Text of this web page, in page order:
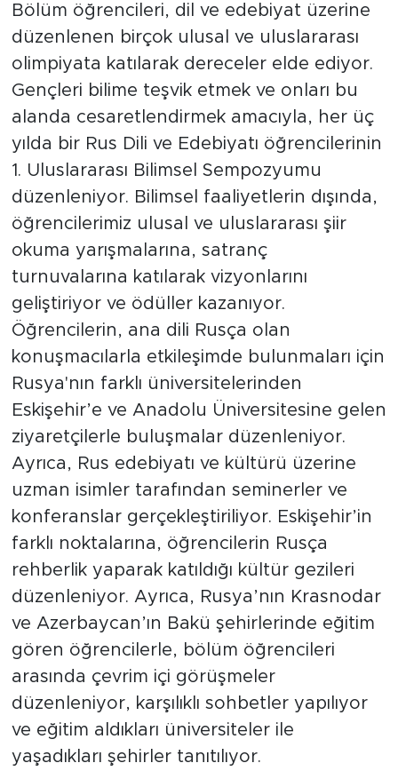
Bölüm öğrencileri, dil ve edebiyat üzerine
düzenlenen birçok ulusal ve uluslararası
olimpiyata katılarak dereceler elde ediyor.
Gençleri bilime teşvik etmek ve onları bu
alanda cesaretlendirmek amacıyla, her üç
yılda bir Rus Dili ve Edebiyatı öğrencilerinin
1. Uluslararası Bilimsel Sempozyumu
düzenleniyor. Bilimsel faaliyetlerin dışında,
öğrencilerimiz ulusal ve uluslararası şiir
okuma yarışmalarına, satranç
turnuvalarına katılarak vizyonlarını
geliştiriyor ve ödüller kazanıyor.
Öğrencilerin, ana dili Rusça olan
konuşmacılarla etkileşimde bulunmaları için
Rusya'nın farklı üniversitelerinden
Eskişehir’e ve Anadolu Üniversitesine gelen
ziyaretçilerle buluşmalar düzenleniyor.
Ayrıca, Rus edebiyatı ve kültürü üzerine
uzman isimler tarafından seminerler ve
konferanslar gerçekleştiriliyor. Eskişehir’in
farklı noktalarına, öğrencilerin Rusça
rehberlik yaparak katıldığı kültür gezileri
düzenleniyor. Ayrıca, Rusya’nın Krasnodar
ve Azerbaycan’ın Bakü şehirlerinde eğitim
gören öğrencilerle, bölüm öğrencileri
arasında çevrim içi görüşmeler
düzenleniyor, karşılıklı sohbetler yapılıyor
ve eğitim aldıkları üniversiteler ile
yaşadıkları şehirler tanıtılıyor.